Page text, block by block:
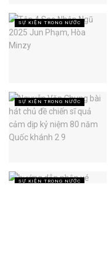
SỰ KIỆN TRONG NƯỚC
SỰ KIỆN TRONG NƯỚC
SỰ KIỆN TRONG NƯỚC